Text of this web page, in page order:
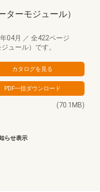
ーモジュール）
04月 ／ 全422ページ
ュール）です。
(70.1MB)
らせ表示